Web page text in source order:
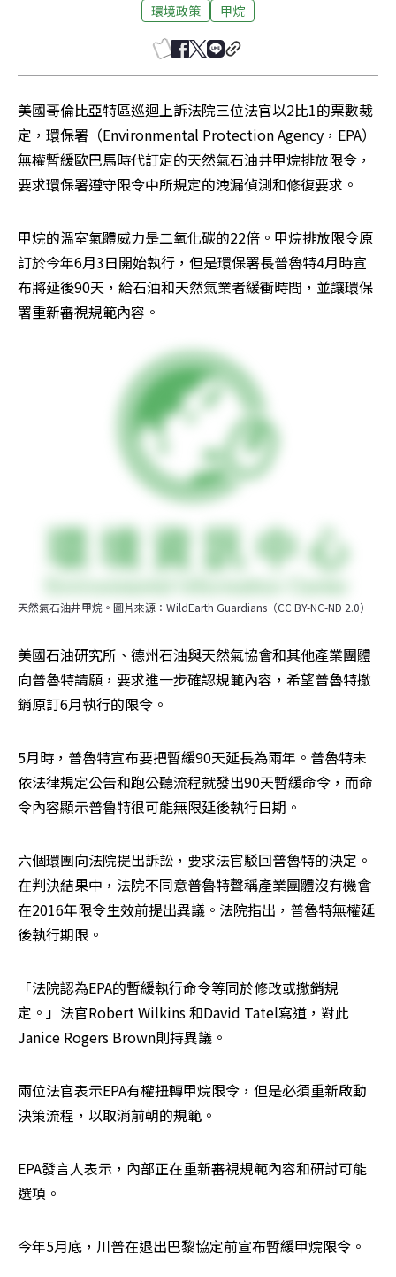
環境政策 甲烷
美國哥倫比亞特區巡迴上訴法院三位法官以2比1的票數裁
定，環保署（Environmental Protection Agency，EPA）
無權暫緩歐巴馬時代訂定的天然氣石油井甲烷排放限令，
要求環保署遵守限令中所規定的洩漏偵測和修復要求。
甲烷的溫室氣體威力是二氧化碳的22倍。甲烷排放限令原
訂於今年6月3日開始執行，但是環保署長普魯特4月時宣
布將延後90天，給石油和天然氣業者緩衝時間，並讓環保
署重新審視規範內容。
天然氣石油井甲烷。圖片來源：WildEarth Guardians（CC BY-NC-ND 2.0）
美國石油研究所、德州石油與天然氣協會和其他產業團體
向普魯特請願，要求進一步確認規範內容，希望普魯特撤
銷原訂6月執行的限令。
5月時，普魯特宣布要把暫緩90天延長為兩年。普魯特未
依法律規定公告和跑公聽流程就發出90天暫緩命令，而命
令內容顯示普魯特很可能無限延後執行日期。
六個環團向法院提出訴訟，要求法官駁回普魯特的決定。
在判決結果中，法院不同意普魯特聲稱產業團體沒有機會
在2016年限令生效前提出異議。法院指出，普魯特無權延
後執行期限。
「法院認為EPA的暫緩執行命令等同於修改或撤銷規
定。」法官Robert Wilkins 和David Tatel寫道，對此
Janice Rogers Brown則持異議。
兩位法官表示EPA有權扭轉甲烷限令，但是必須重新啟動
決策流程，以取消前朝的規範。
EPA發言人表示，內部正在重新審視規範內容和研討可能
選項。
今年5月底，川普在退出巴黎協定前宣布暫緩甲烷限令。